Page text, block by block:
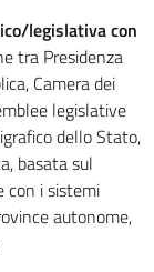
legislativa con
tra Presidenza
Camera dei
legislative
dello Stato,
basata sul
con i sistemi
autonome,